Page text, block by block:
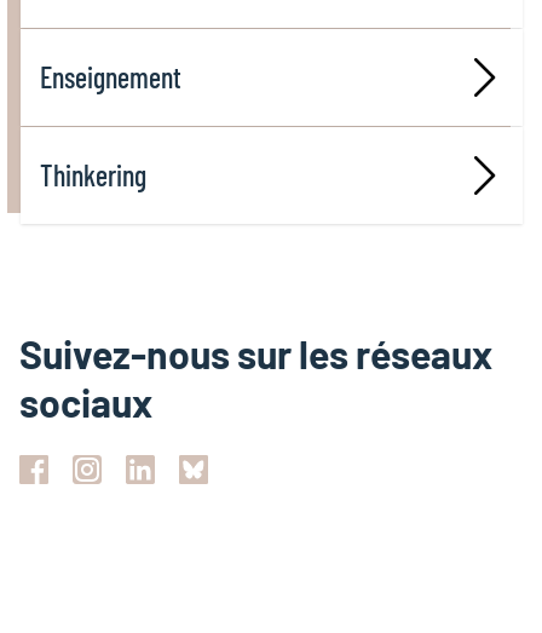
Enseignement
Thinkering
Suivez-nous sur les réseaux
sociaux